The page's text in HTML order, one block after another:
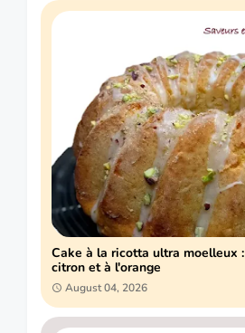
Cake à la ricotta ultra moelleux : recette facile au
citron et à l'orange
August 04, 2026